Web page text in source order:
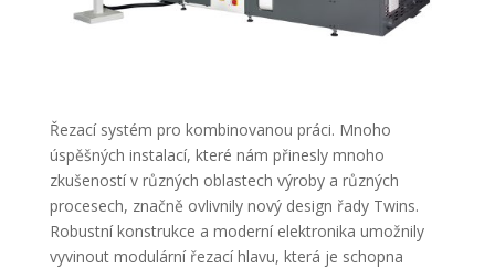
Řezací systém pro kombinovanou práci. Mnoho
úspěšných instalací, které nám přinesly mnoho
zkušeností v různých oblastech výroby a různých
procesech, značně ovlivnily nový design řady Twins.
Robustní konstrukce a moderní elektronika umožnily
vyvinout modulární řezací hlavu, která je schopna